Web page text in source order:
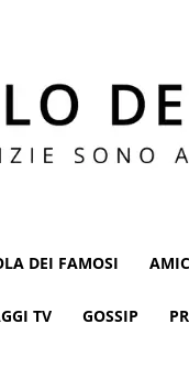
DEI FAMOSI
TV GOSSIP